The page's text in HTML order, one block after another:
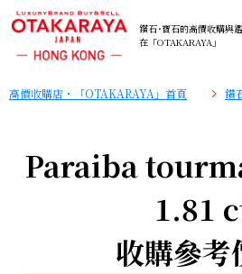
鑽石･寶石的高價收購與
在「OTAKARAYA」
高價收購店・「OTAKARAYA」首頁 鑽
Paraiba
1.81
收購參考